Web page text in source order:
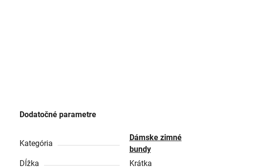
Dodatočné parametre
Kategória
Dámske zimné
bundy
Dĺžka
Krátka